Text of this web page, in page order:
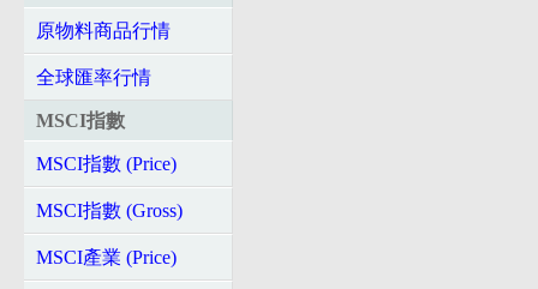
原物料商品行情
全球匯率行情
MSCI指數
MSCI指數 (Price)
MSCI指數 (Gross)
MSCI產業 (Price)